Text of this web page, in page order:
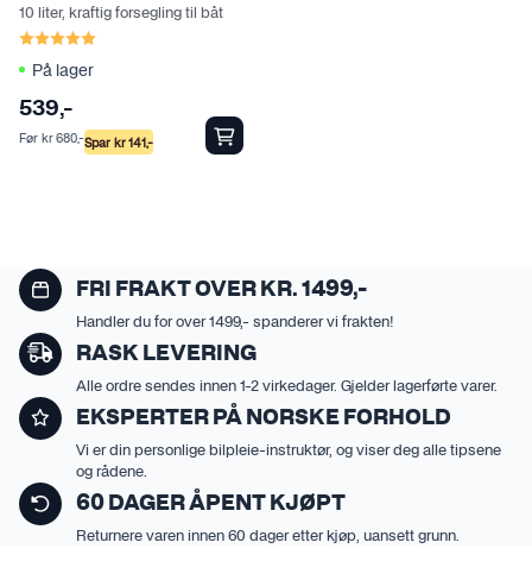
10 liter, kraftig forsegling til båt
Karakter:
På lager
539,-
Spar kr141,-
Før kr680,-
FRI FRAKT OVER KR. 1499,-
Handler du for over 1499,- spanderer vi frakten!
RASK LEVERING
Alle ordre sendes innen 1-2 virkedager. Gjelder lagerførte varer.
EKSPERTER PÅ NORSKE FORHOLD
Vi er din personlige bilpleie-instruktør, og viser deg alle tipsene
og rådene.
60 DAGER ÅPENT KJØPT
Returnere varen innen 60 dager etter kjøp, uansett grunn.